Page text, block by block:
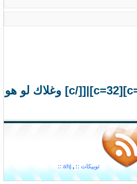
[c=10]|[[/c] [c=49]في قربك الايام عيد والشوق لك دايم يزيد[/c] [c=10]]|[/c] [c=10][c=32]|[[/c] وغلاك لو هو
توبيكات :: ,
ahj ::